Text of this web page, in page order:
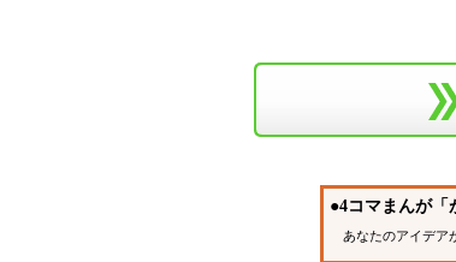
●4コマまんが「
あなたのアイデア